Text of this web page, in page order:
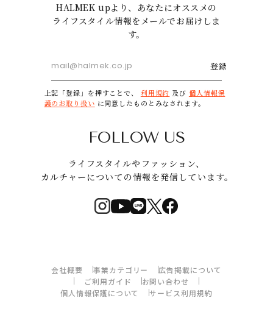
HALMEK upより、あなたにオススメの
ライフスタイル情報をメールでお届けしま
す。
登録
上記「登録」を押すことで、 利用規約 及び 個人情報保
護のお取り扱い に同意したものとみなされます。
FOLLOW US
ライフスタイルやファッション、
カルチャーについての情報を発信しています。
会社概要 事業カテゴリー
広告掲載について
ご利用ガイド
お問い合わせ
個人情報保護について
サービス利用規約